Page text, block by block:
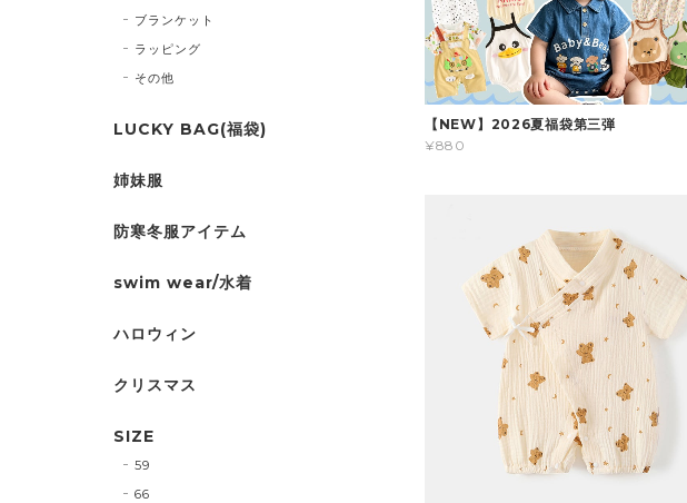
【NEW】2026夏福袋第三弾
¥880
ブランケット
ラッピング
その他
LUCKY BAG(福袋)
姉妹服
防寒冬服アイテム
swim wear/水着
ハロウィン
クリスマス
SIZE
59
66